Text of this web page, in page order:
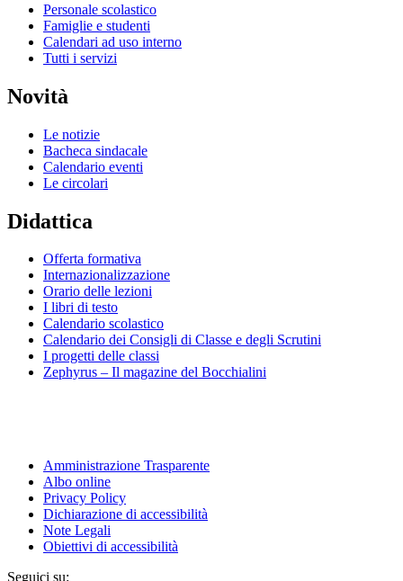
Personale scolastico
Famiglie e studenti
Calendari ad uso interno
Tutti i servizi
Novità
Le notizie
Bacheca sindacale
Calendario eventi
Le circolari
Didattica
Offerta formativa
Internazionalizzazione
Orario delle lezioni
I libri di testo
Calendario scolastico
Calendario dei Consigli di Classe e degli Scrutini
I progetti delle classi
Zephyrus – Il magazine del Bocchialini
Amministrazione Trasparente
Albo online
Privacy Policy
Dichiarazione di accessibilità
Note Legali
Obiettivi di accessibilità
Seguici su: